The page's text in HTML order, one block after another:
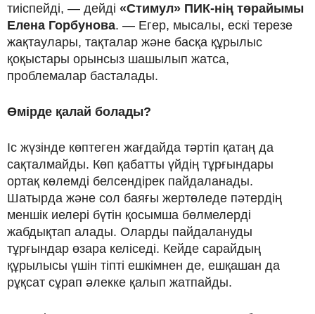
тиіспейді, — дейді «Стимул» ПИК-нің төрайымы
Елена Горбунова. — Егер, мысалы, ескі терезе
жақтаулары, тақталар және басқа құрылыс
қоқыстары орынсыз шашылып жатса,
проблемалар басталады.
Өмірде қалай болады?
Іс жүзінде көптеген жағдайда тәртіп қатаң да
сақталмайды. Көп қабатты үйдің тұрғындары
ортақ көлемді белсендірек пайдаланады.
Шатырда және сол баяғы жертөледе пәтердің
меншік иелері бүтін қосымша бөлмелерді
жабдықтап алады. Оларды пайдалануды
тұрғындар өзара келіседі. Кейде сарайдың
құрылысы үшін тіпті ешкімнен де, ешқашан да
рұқсат сұрап әлекке қалып жатпайды.